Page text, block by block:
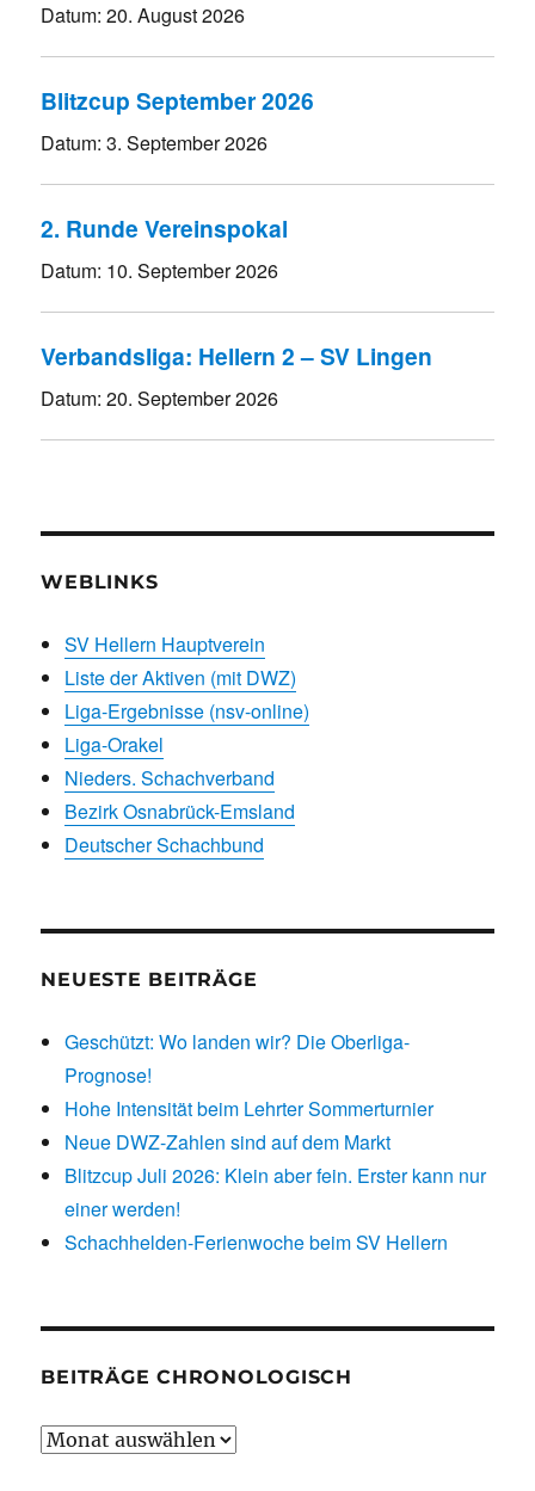
Datum:20. August 2026
Blitzcup September 2026
Datum:3. September 2026
2. Runde Vereinspokal
Datum: 10. September 2026
Verbandsliga: Hellern 2 – SV Lingen
Datum:20. September 2026
WEBLINKS
SV Hellern Hauptverein
Liste der Aktiven (mit DWZ)
Liga-Ergebnisse (nsv-online)
Liga-Orakel
Nieders. Schachverband
Bezirk Osnabrück-Emsland
Deutscher Schachbund
NEUESTE BEITRÄGE
Geschützt: Wo landen wir? Die Oberliga-
Prognose!
Hohe Intensität beim Lehrter Sommerturnier
Neue DWZ-Zahlen sind auf dem Markt
Blitzcup Juli 2026: Klein aber fein. Erster kann nur
einer werden!
Schachhelden-Ferienwoche beim SV Hellern
BEITRÄGE CHRONOLOGISCH
Beiträge